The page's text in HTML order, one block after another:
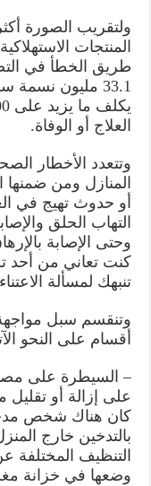
ولتقريب الصورة
المنتجات
طريق الخطأ في
33.1 مليون
العلاج أو الوفاة.
وتتعدد الأخطار
المنازل ومن
أو حدوث تهيج في
التهاب الحلق
وحتى الإصابة
كنت تعاني من أحد
تنبهك لمسألة
وتنقسم سبل مواجهة
أقسام على النحو
– السيطرة على
على إزالة أو تقليل
كان هناك شخص
بالتدخين خارج
التنظيف
وضعها في خزانة